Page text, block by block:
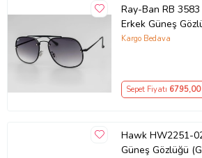
Ray-Ban RB
Erkek Güneş
Kargo Bedava
Sepet Fiyatı 6795,00
Hawk HW2251-
Güneş Gözlüğü